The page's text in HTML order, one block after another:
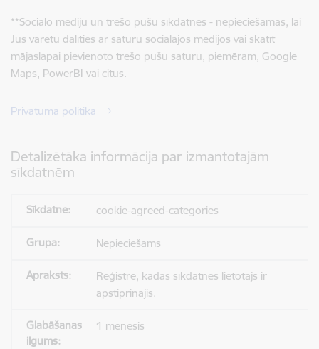
**Sociālo mediju un trešo pušu sīkdatnes - nepieciešamas, lai
Jūs varētu dalīties ar saturu sociālajos medijos vai skatīt
mājaslapai pievienoto trešo pušu saturu, piemēram, Google
Maps, PowerBI vai citus.
Privātuma politika
Detalizētāka informācija par izmantotajām
sīkdatnēm
cookie-agreed-categories
Nepieciešams
Reģistrē, kādas sīkdatnes lietotājs ir
apstiprinājis.
1 mēnesis